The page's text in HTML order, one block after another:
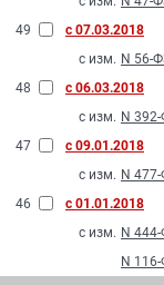
49
с 07.03.2018
с изм. N 56-
48
с 06.03.2018
с изм. N
47
с 09.01.2018
с изм. N
46
с 01.01.2018
с изм. N
N